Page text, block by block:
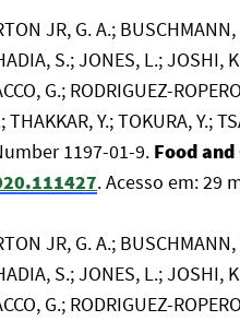
JR, G. A.;
S.; JONES, L.; JOSHI,
G.; RODRIGUEZ-
THAKKAR, Y.; TOKURA,
1197-01-9. Food
. Acesso em: 29
JR, G. A.;
S.; JONES, L.; JOSHI,
G.; RODRIGUEZ-